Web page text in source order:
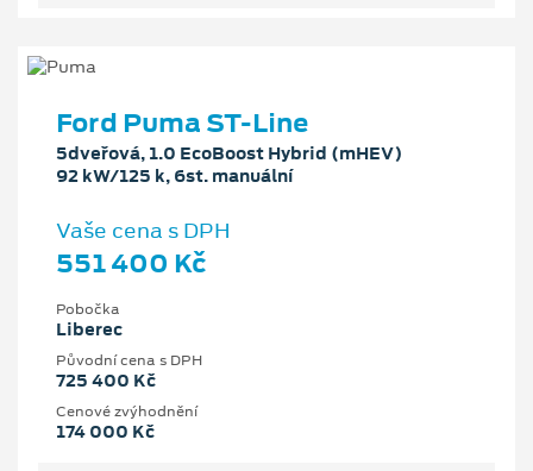
Ford Puma ST-Line
5dveřová, 1.0 EcoBoost Hybrid (mHEV)
92 kW/125 k, 6st. manuální
Vaše cena s DPH
551 400 Kč
Pobočka
Liberec
Původní cena s DPH
725 400 Kč
Cenové zvýhodnění
174 000 Kč